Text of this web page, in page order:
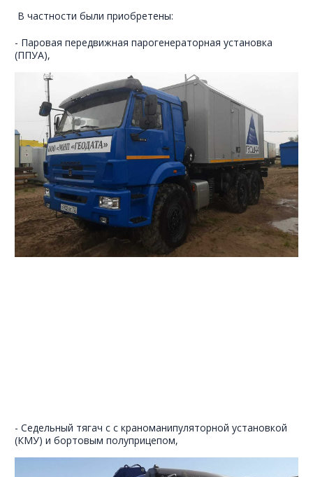
В частности были приобретены:
- Паровая передвижная парогенераторная установка
(ППУА),
- Седельный тягач с c краноманипуляторной установкой
(КМУ) и бортовым полуприцепом,